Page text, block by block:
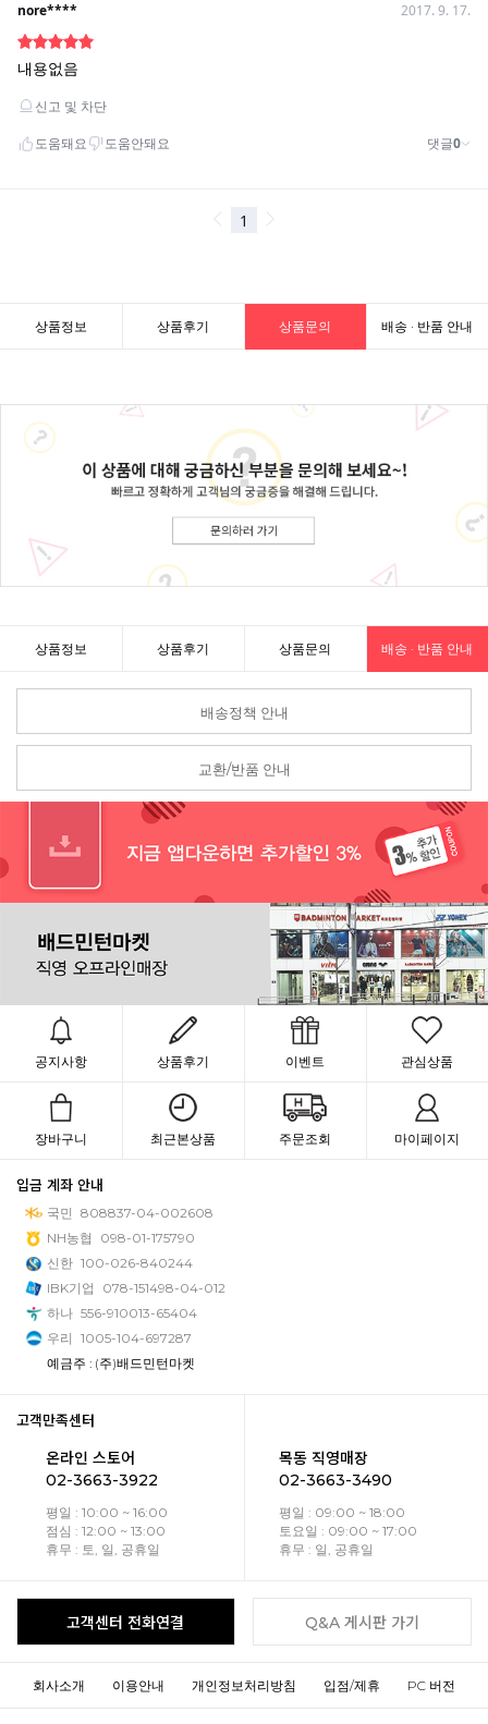
상품정보 상품후기 상품문의 배송 · 반품 안내
상품정보 상품후기 상품문의 배송 · 반품 안내
배송정책 안내
교환/반품 안내
공지사항 상품후기 이벤트 관심상품
장바구니 최근본상품 주문조회 마이페이지
입금 계좌 안내
국민 808837-04-002608
NH농협
098-01-175790
신한 100-026-840244
IBK기업
078-151498-04-012
하나 556-910013-65404
우리 1005-104-697287
예금주 : (주)배드민턴마켓
고객만족센터
온라인 스토어
02-3663-3922
평일 : 10:00 ~ 16:00
점심 : 12:00 ~ 13:00
휴무 : 토, 일, 공휴일
목동 직영매장
02-3663-3490
평일 : 09:00 ~ 18:00
토요일 : 09:00 ~ 17:00
휴무 : 일, 공휴일
고객센터 전화연결 Q&A 게시판 가기
회사소개 이용안내 개인정보처리방침 입점/제휴 PC 버전